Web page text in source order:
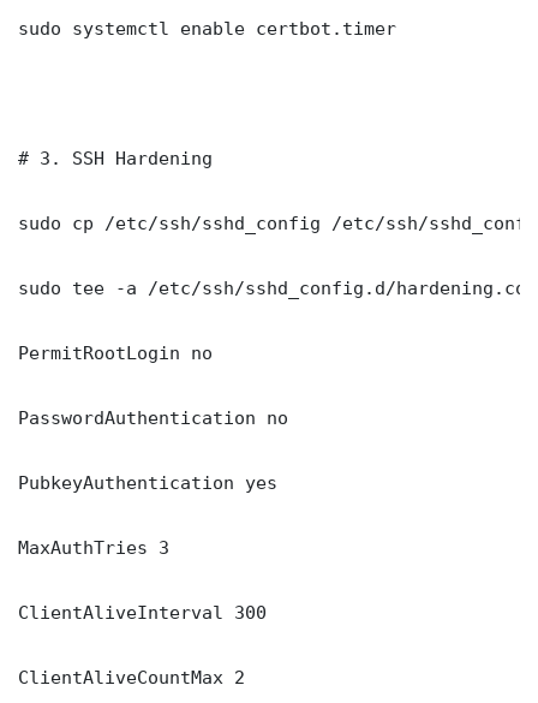
sudo systemctl enable certbot.timer
# 3. SSH Hardening
sudo cp /etc/ssh/sshd_config /etc/ssh/
sudo tee -a /etc/ssh/sshd_config.d/
PermitRootLogin no
PasswordAuthentication no
PubkeyAuthentication yes
MaxAuthTries 3
ClientAliveInterval 300
ClientAliveCountMax 2